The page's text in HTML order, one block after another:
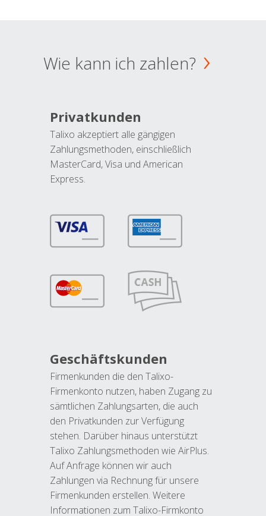
Wie kann ich zahlen?
Privatkunden
Talixo akzeptiert alle gängigen
Zahlungsmethoden, einschließlich
MasterCard, Visa und American
Express.
Geschäftskunden
Firmenkunden die den Talixo-
Firmenkonto nutzen, haben Zugang zu
sämtlichen Zahlungsarten, die auch
den Privatkunden zur Verfügung
stehen. Darüber hinaus unterstützt
Talixo Zahlungsmethoden wie AirPlus.
Auf Anfrage können wir auch
Zahlungen via Rechnung für unsere
Firmenkunden erstellen. Weitere
Informationen zum Talixo-Firmkonto